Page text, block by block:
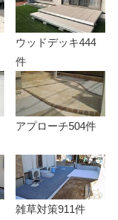
ウッドデッキ444
件
アプローチ504件
雑草対策911件